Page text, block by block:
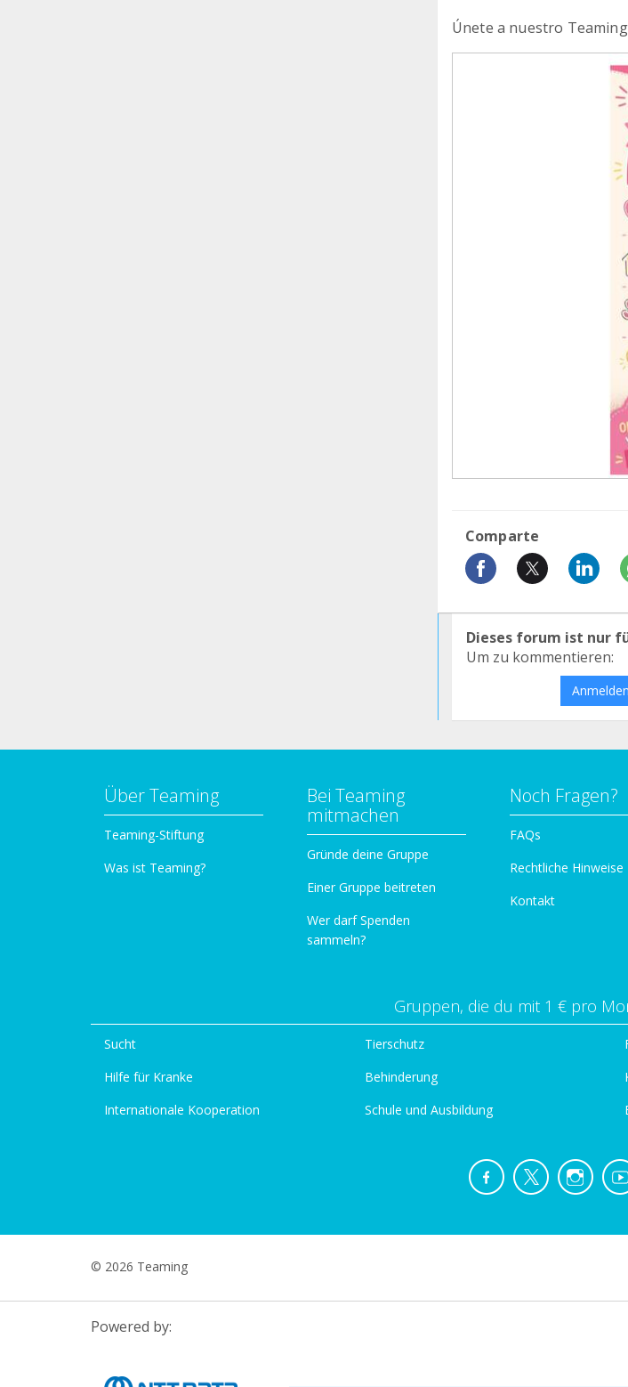
Únete a nuestro
Comparte
Dieses forum ist nur
Um zu kommentieren:
Anmelden
Über Teaming
Teaming-Stiftung
Was ist Teaming?
Bei Teaming
mitmachen
Gründe deine Gruppe
Einer Gruppe beitreten
Wer darf Spenden
sammeln?
Noch Fragen?
FAQs
Rechtliche Hinweise
Kontakt
Gruppen, die du mit 1 € pro
Sucht
Hilfe für Kranke
Internationale Kooperation
Tierschutz
Behinderung
Schule und Ausbildung
© 2026 Teaming
Powered by: